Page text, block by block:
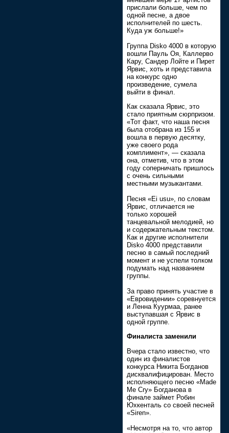
прислали больше, чем по
одной песне, а двое
исполнителей по шесть.
Куда уж больше!»
Группа Disko 4000 в которую
вошли Пауль Оя, Каллерво
Кару, Сандер Лойте и Пирет
Ярвис, хоть и представила
на конкурс одно
произведение, сумела
выйти в финал.
Как сказала Ярвис, это
стало приятным сюрпризом.
«Тот факт, что наша песня
была отобрана из 155 и
вошла в первую десятку,
уже своего рода
комплимент», — сказала
она, отметив, что в этом
году соперничать пришлось
с очень сильными
местными музыкантами.
Песня «Ei usu», по словам
Ярвис, отличается не
только хорошей
танцевальной мелодией, но
и содержательным текстом.
Как и другие исполнители
Disko 4000 представили
песню в самый последний
момент и не успели толком
подумать над названием
группы.
За право принять участие в
«Евровидении» соревнуется
и Ленна Куурмаа, ранее
выступавшая с Ярвис в
одной группе.
Финалиста заменили
Вчера стало известно, что
один из финалистов
конкурса Никита Богданов
дисквалифицирован. Место
исполняющего песню «Made
Me Cry» Богданова в
финале з­аймет Робин
Юхкенталь со своей песней
«Siren».
«Несмотря на то, что автор